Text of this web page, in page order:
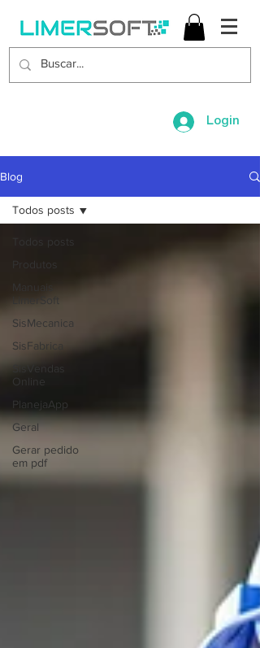
Login
Blog
Todos posts
Produtos
Manuais
LimerSoft
SisMecanica
SisFabrica
Online
PlanejaApp
Geral
Gerar pedido
em pdf
Todos posts